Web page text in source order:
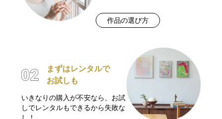
作品の選び方
まずはレンタルで
お試しも
いきなりの購入が不安なら、お試
しでレンタルもできるから失敗な